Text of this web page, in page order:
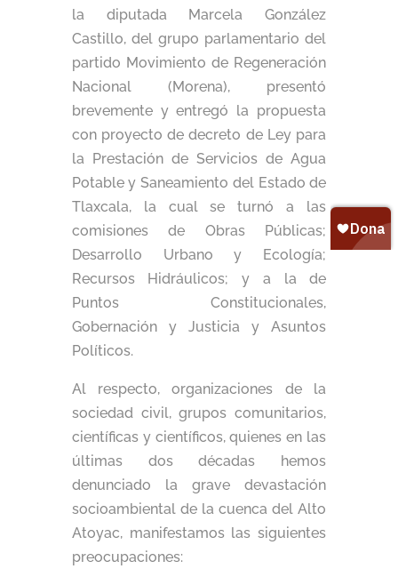
la diputada Marcela González
Castillo, del grupo parlamentario del
partido Movimiento de Regeneración
Nacional (Morena), presentó
brevemente y entregó la propuesta
con proyecto de decreto de Ley para
la Prestación de Servicios de Agua
Potable y Saneamiento del Estado de
Tlaxcala, la cual se turnó a las
comisiones de Obras Públicas;
Desarrollo Urbano y Ecología;
Recursos Hidráulicos; y a la de
Puntos Constitucionales,
Gobernación y Justicia y Asuntos
Políticos.
Al respecto, organizaciones de la
sociedad civil, grupos comunitarios,
científicas y científicos, quienes en las
últimas dos décadas hemos
denunciado la grave devastación
socioambiental de la cuenca del Alto
Atoyac, manifestamos las siguientes
preocupaciones: